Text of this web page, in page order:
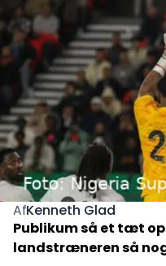
AfKenneth Glad
Publikum så et tæt
landstræneren så